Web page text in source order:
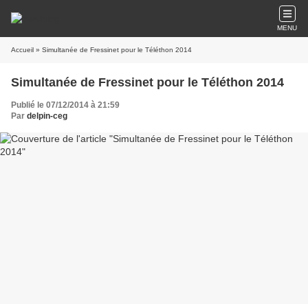
MENU
Accueil » Simultanée de Fressinet pour le Téléthon 2014
Simultanée de Fressinet pour le Téléthon 2014
Publié le 07/12/2014 à 21:59
Par delpin-ceg